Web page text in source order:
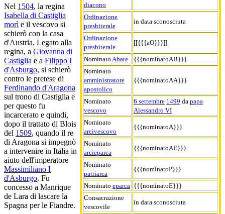
diacono
Ordinazione
presbiterale
in data sconosciuta
Ordinazione
presbiterale
[[{{{aO}}}]]
Nominato Abate
{{{nominatoAB}}}
Nominato
amministratore
apostolico
{{{nominatoAA}}}
Nominato
vescovo
6 settembre 1499 da papa
Alessandro VI
Nominato
arcivescovo
{{{nominatoA}}}
Nominato
arcieparca
{{{nominatoAE}}}
Nominato
patriarca
{{{nominatoP}}}
Nominato eparca {{{nominatoE}}}
Consacrazione
vescovile
in data sconosciuta
Nel 1504, la regina
Isabella di Castiglia
morì e il vescovo si
schierò con la casa
d'Austria. Legato alla
regina, a Giovanna di
Castiglia e a Filippo I
d'Asburgo, si schierò
contro le pretese di
Ferdinando d'Aragona
sul trono di Castiglia e
per questo fu
incarcerato e quindi,
dopo il trattato di Blois
del 1509, quando il re
di Aragona si impegnò
a intervenire in Italia in
aiuto dell'imperatore
Massimiliano I
d'Asburgo. Fu
concesso a Manrique
de Lara di lascare la
Spagna per le Fiandre.